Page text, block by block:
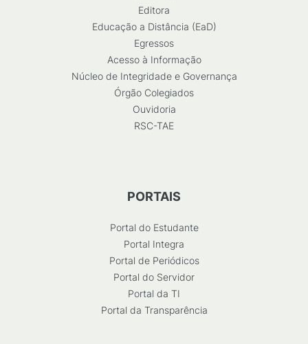
Editora
Educação a Distância (EaD)
Egressos
Acesso à Informação
Núcleo de Integridade e Governança
Órgão Colegiados
Ouvidoria
RSC-TAE
PORTAIS
Portal do Estudante
Portal Integra
Portal de Periódicos
Portal do Servidor
Portal da TI
Portal da Transparência